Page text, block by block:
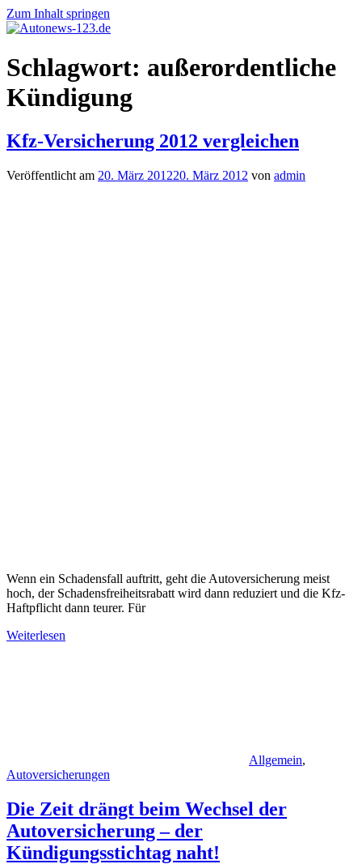
Zum Inhalt springen
Autonews-
123.de
Autonews
mit
Schlagwort: außerordentliche
Kündigung
Kfz-Versicherung 2012 vergleichen
Veröffentlicht am 20. März 201220. März 2012 von admin
Wenn ein Schadensfall auftritt, geht die Autoversicherung meist
hoch, der Schadensfreiheitsrabatt wird dann reduziert und die Kfz-
Haftpflicht dann teurer. Für
Weiterlesen
Allgemein,
Autoversicherungen
Die Zeit drängt beim Wechsel der
Autoversicherung – der
Kündigungsstichtag naht!